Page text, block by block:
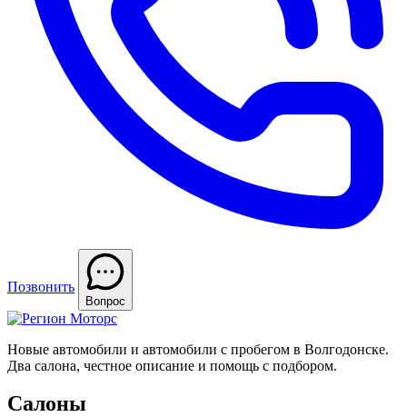
Позвонить
Вопрос
Новые автомобили и автомобили с пробегом в Волгодонске.
Два салона, честное описание и помощь с подбором.
Салоны